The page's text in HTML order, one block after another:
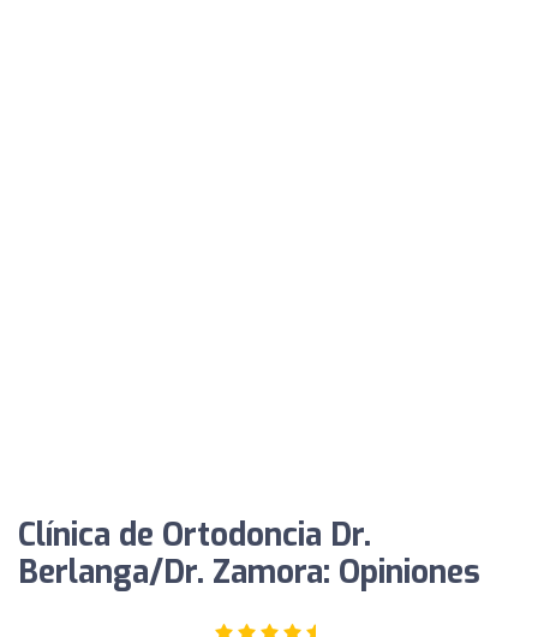
Clínica de Ortodoncia Dr.
Berlanga/Dr. Zamora: Opiniones